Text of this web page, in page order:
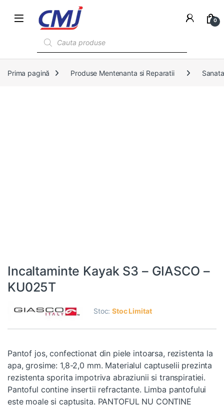
0
Prima pagină Produse Mentenanta si Reparatii
Incaltaminte Kayak S3 – GIASCO –
KU025T
Stoc:Stoc Limitat
Pantof jos, confectionat din piele intoarsa, rezistenta la
apa, grosime: 1,8-2,0 mm. Materialul captuselii prezinta
rezistenta sporita impotriva abraziunii si transpiratiei.
Pantoful contine insertii refractante. Limba pantofului
este moale si captusita. PANTOFUL NU CONTINE